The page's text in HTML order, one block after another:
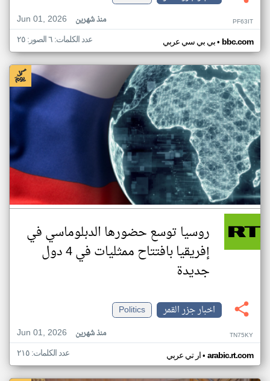
Jun 01, 2026
منذ شهرين PF63IT
بي بي سي عربي• bbc.com عدد الكلمات: ٦ الصور: ٢٥
روسيا توسع حضورها الدبلوماسي في
إفريقيا بافتتاح ممثليات في 4 دول
جديدة
اخبار جزر القمر
Politics
Jun 01, 2026
منذ شهرين TN75KY
ار تي عربي• arabic.rt.com عدد الكلمات: ٢١٥